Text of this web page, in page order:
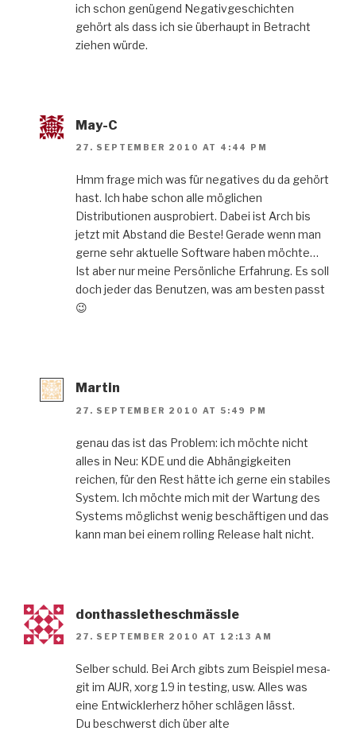
ich schon genügend Negativgeschichten
gehört als dass ich sie überhaupt in Betracht
ziehen würde.
May-C
27. SEPTEMBER 2010 AT 4:44 PM
Hmm frage mich was für negatives du da gehört
hast. Ich habe schon alle möglichen
Distributionen ausprobiert. Dabei ist Arch bis
jetzt mit Abstand die Beste! Gerade wenn man
gerne sehr aktuelle Software haben möchte…
Ist aber nur meine Persönliche Erfahrung. Es soll
doch jeder das Benutzen, was am besten passt
😉
Martin
27. SEPTEMBER 2010 AT 5:49 PM
genau das ist das Problem: ich möchte nicht
alles in Neu: KDE und die Abhängigkeiten
reichen, für den Rest hätte ich gerne ein stabiles
System. Ich möchte mich mit der Wartung des
Systems möglichst wenig beschäftigen und das
kann man bei einem rolling Release halt nicht.
donthassletheschmässle
27. SEPTEMBER 2010 AT 12:13 AM
Selber schuld. Bei Arch gibts zum Beispiel mesa-
git im AUR, xorg 1.9 in testing, usw. Alles was
eine Entwicklerherz höher schlägen lässt.
Du beschwerst dich über alte